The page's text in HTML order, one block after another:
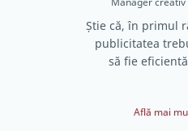
Știe că, în primul
publicitatea
să fie eficientă
Află mai